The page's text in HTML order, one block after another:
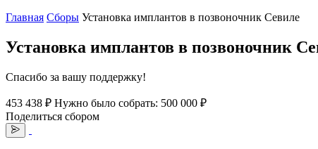
Главная Сборы Установка имплантов в позвоночник Севиле
Установка имплантов в позвоночник
Спасибо за вашу поддержку!
453 438 ₽ Нужно было собрать: 500 000 ₽
Поделиться сбором